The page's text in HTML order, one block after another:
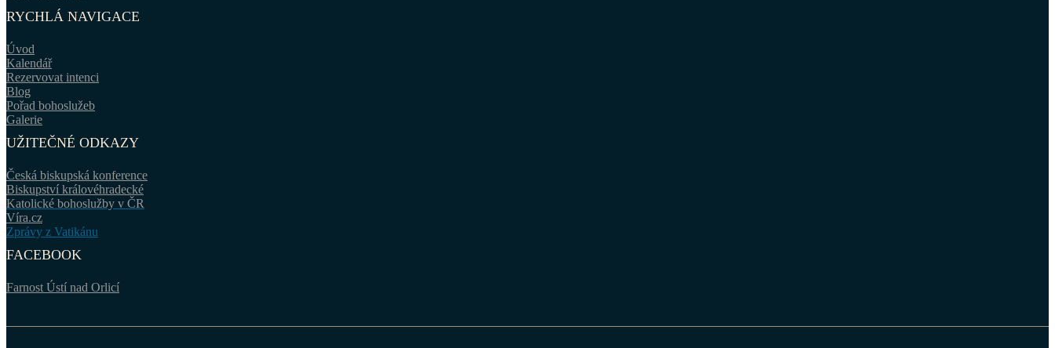
RYCHLÁ NAVIGACE
Úvod
Kalendář
Rezervovat intenci
Blog
Pořad bohoslužeb
Galerie
UŽITEČNÉ ODKAZY
Česká biskupská konference
Biskupství královéhradecké
Katolické bohoslužby v ČR
Víra.cz
Zprávy z Vatikánu
FACEBOOK
Farnost Ústí nad Orlicí